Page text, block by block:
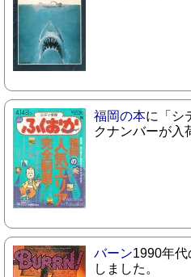
福岡の本に「シ
クナンバーが入
バーン1990年
しました。